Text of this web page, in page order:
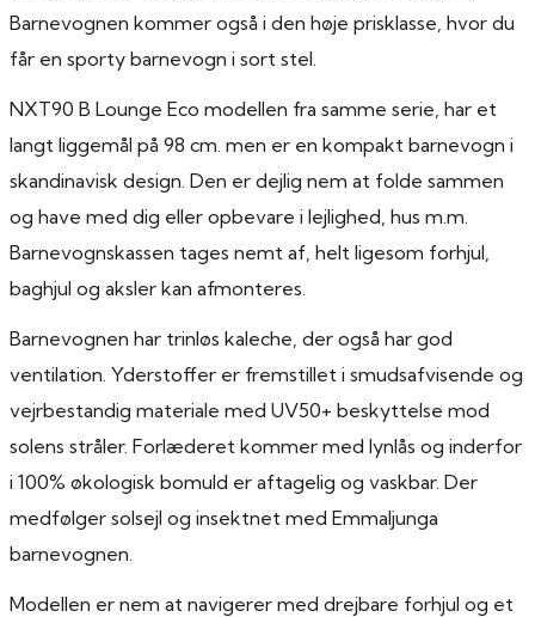
Barnevognen kommer også i den høje prisklasse, hvor du
får en sporty barnevogn i sort stel.
NXT90 B Lounge Eco modellen fra samme serie, har et
langt liggemål på 98 cm. men er en kompakt barnevogn i
skandinavisk design. Den er dejlig nem at folde sammen
og have med dig eller opbevare i lejlighed, hus m.m.
Barnevognskassen tages nemt af, helt ligesom forhjul,
baghjul og aksler kan afmonteres.
Barnevognen har trinløs kaleche, der også har god
ventilation. Yderstoffer er fremstillet i smudsafvisende og
vejrbestandig materiale med UV50+ beskyttelse mod
solens stråler. Forlæderet kommer med lynlås og inderfor
i 100% økologisk bomuld er aftagelig og vaskbar. Der
medfølger solsejl og insektnet med Emmaljunga
barnevognen.
Modellen er nem at navigerer med drejbare forhjul og et